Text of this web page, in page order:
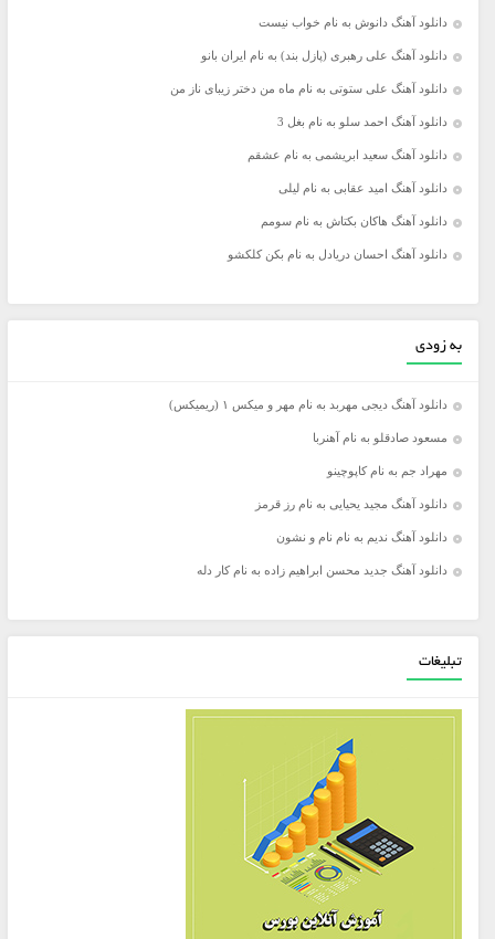
دانلود آهنگ دانوش به نام خواب نیست
دانلود آهنگ علی رهبری (پازل بند) به نام ایران بانو
دانلود آهنگ علی ستوتی به نام ماه من دختر زیبای ناز من
دانلود آهنگ احمد سلو به نام بغل 3
دانلود آهنگ سعید ابریشمی به نام عشقم
دانلود آهنگ امید عقابی به نام لیلی
دانلود آهنگ هاکان بکتاش به نام سومم
دانلود آهنگ احسان دریادل به نام بکن کلکشو
به زودی
دانلود آهنگ دیجی مهربد به نام مهر و میکس ۱ (ریمیکس)
مسعود صادقلو به نام آهنربا
مهراد جم به نام کاپوچینو
دانلود آهنگ مجید یحیایی به نام رز قرمز
دانلود آهنگ ندیم به نام نام و نشون
دانلود آهنگ جدید محسن ابراهیم زاده به نام کار دله
تبلیغات